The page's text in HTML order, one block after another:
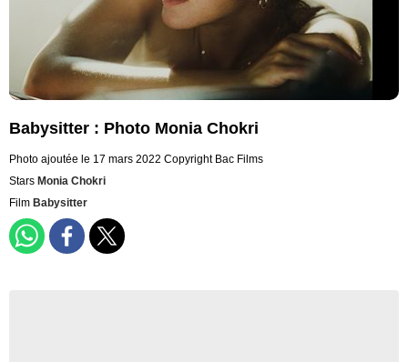
Babysitter : Photo Monia Chokri
Photo ajoutée le 17 mars 2022 Copyright Bac Films
Stars Monia Chokri
Film Babysitter